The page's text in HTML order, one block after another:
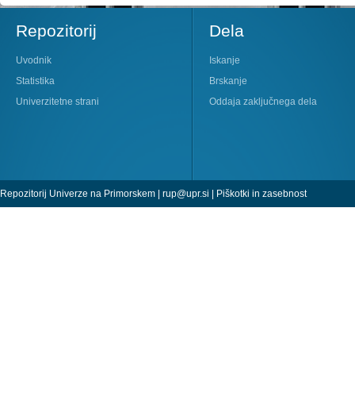
Repozitorij
Uvodnik
Statistika
Univerzitetne strani
Dela
Iskanje
Brskanje
Oddaja zaključnega dela
Repozitorij Univerze na Primorskem | rup@upr.si | Piškotki in zasebnost